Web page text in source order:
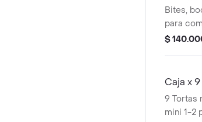
Bites,
para
$
Caja x
9 Tortas
mini 1-2